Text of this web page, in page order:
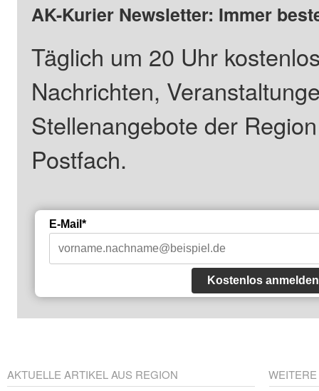
AK-Kurier Newsletter: Immer
Täglich um 20 Uhr
Nachrichten,
Stellenangebote der
Postfach.
E-Mail*
Kostenlos anmelden
AKTUELLE ARTIKEL AUS REGION